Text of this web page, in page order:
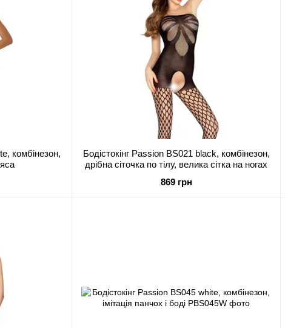
комбінезон,
Бодістокінг Passion BS021 black, комбінезон,
дрібна сіточка по тілу, велика сітка на ногах
869 грн